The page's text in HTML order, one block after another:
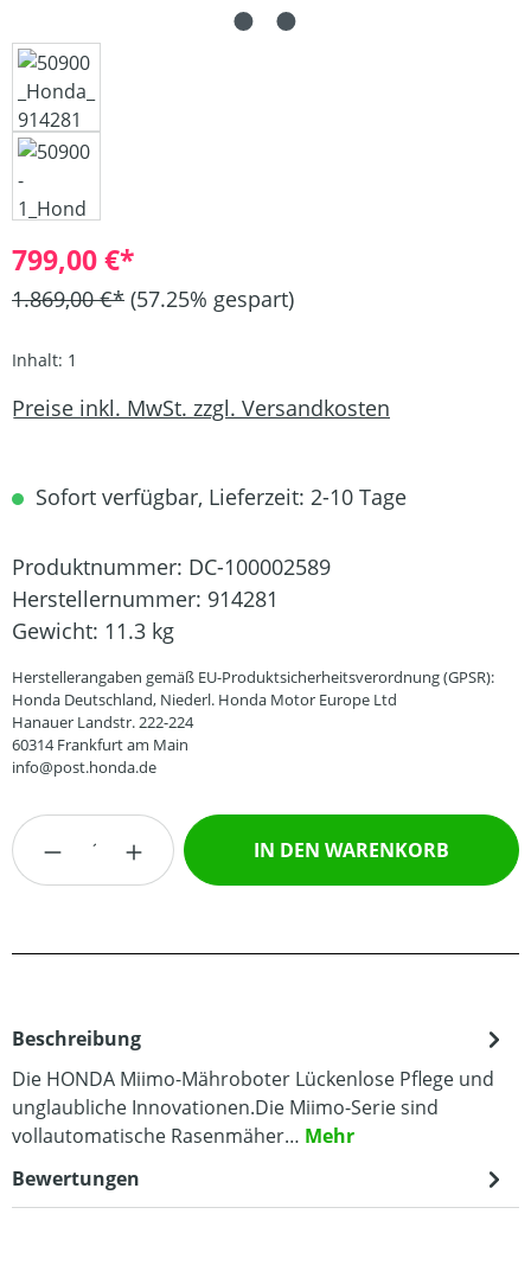
799,00 €*
1.869,00 €* (57.25% gespart)
Inhalt: 1
Preise inkl. MwSt. zzgl. Versandkosten
Sofort verfügbar, Lieferzeit: 2-10 Tage
Produktnummer: DC-100002589
Herstellernummer: 914281
Gewicht: 11.3 kg
Herstellerangaben gemäß EU-Produktsicherheitsverordnung (GPSR):
Honda Deutschland, Niederl. Honda Motor Europe Ltd
Hanauer Landstr. 222-224
60314 Frankfurt am Main
info@post.honda.de
Produkt Anzahl: Gib den gewünschten
IN DEN WARENKORB
Beschreibung
Die HONDA Miimo-Mähroboter Lückenlose Pflege und
unglaubliche Innovationen.Die Miimo-Serie sind
vollautomatische Rasenmäher… Mehr
Bewertungen